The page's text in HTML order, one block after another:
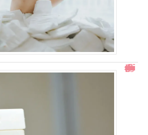
Test de grossesse positif mais prise de sang négative : explications